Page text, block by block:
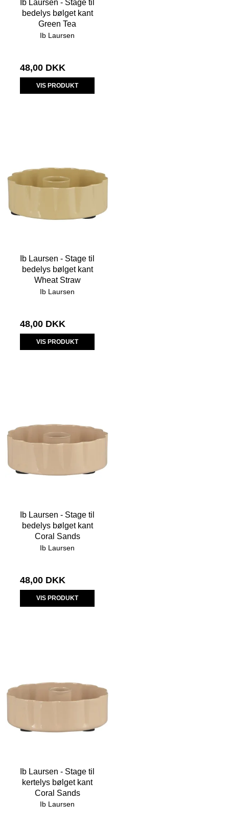
Ib Laursen - Stage til
bedelys bølget kant
Green Tea
Ib Laursen
48,00 DKK
VIS PRODUKT
Ib Laursen - Stage til
bedelys bølget kant
Wheat Straw
Ib Laursen
48,00 DKK
VIS PRODUKT
Ib Laursen - Stage til
bedelys bølget kant
Coral Sands
Ib Laursen
48,00 DKK
VIS PRODUKT
Ib Laursen - Stage til
kertelys bølget kant
Coral Sands
Ib Laursen